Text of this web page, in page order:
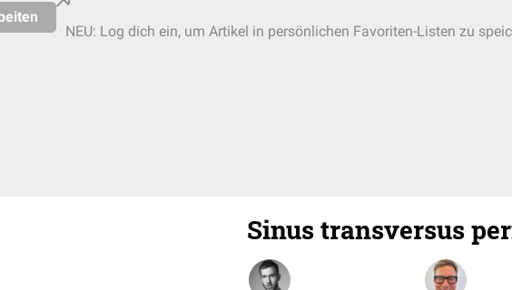
NEU: Log dich ein, um Artikel in persönlichen Favoriten-Listen zu
Sinus transversus